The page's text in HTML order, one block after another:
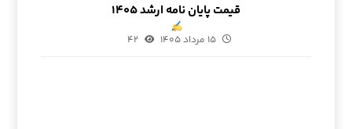
قیمت پایان نامه ارشد ۱۴۰۵
۱۵ مرداد ۱۴۰۵ ۴۲